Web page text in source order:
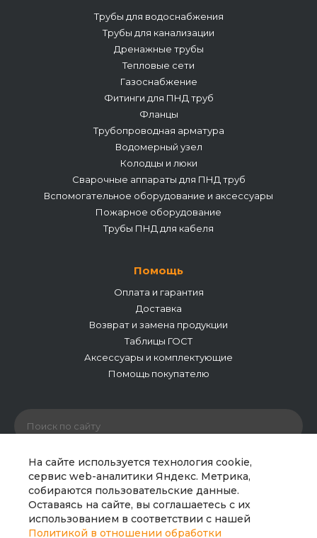
На сайте используется технология cookie,
сервис web-аналитики Яндекс. Метрика,
собираются пользовательские данные.
Оставаясь на сайте, вы соглашаетесь с их
использованием в соответствии с нашей
Политикой в отношении обработки
Трубы для водоснабжения
Трубы для канализации
Дренажные трубы
Тепловые сети
Газоснабжение
Фитинги для ПНД труб
Фланцы
Трубопроводная арматура
Водомерный узел
Колодцы и люки
Сварочные аппараты для ПНД труб
Вспомогательное оборудование и аксессуары
Пожарное оборудование
Трубы ПНД для кабеля
Помощь
Оплата и гарантия
Доставка
Возврат и замена продукции
Таблицы ГОСТ
Аксессуары и комплектующие
Помощь покупателю
© 2026 ООО «Полипайпгрупп». Все права защищены.
Сайт носит исключительно информационный характер
и не является публичной офертой. Все материалы